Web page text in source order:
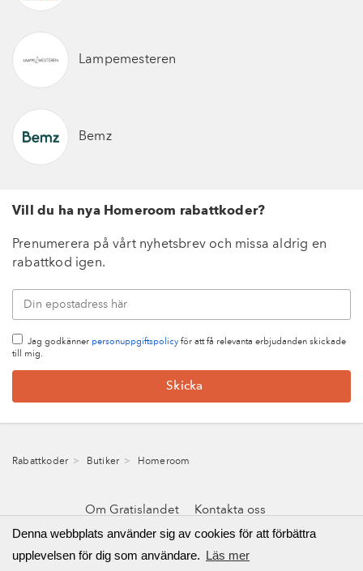
Denna webbplats använder sig av cookies för att förbättra
upplevelsen för dig som användare. Läs mer
Lampemesteren
Bemz
Vill du ha nya Homeroom rabattkoder?
Prenumerera på vårt nyhetsbrev och missa aldrig en
rabattkod igen.
Jag godkänner personuppgiftspolicy för att få relevanta erbjudanden skickade
till mig.
Rabattkoder Butiker Homeroom
Om Gratislandet
Kontakta oss
Integritetspolicy & cookies